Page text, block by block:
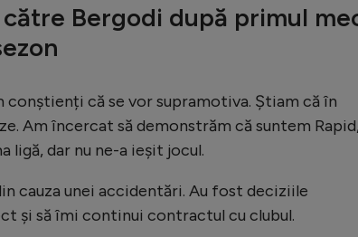
Bergodi după primul
că se vor supramotiva. Știam că în
Am încercat să demonstrăm că suntem
ligă, dar nu ne-a ieșit jocul.
cauza unei accidentări. Au fost deciziile
și să îmi continui contractul cu clubul.